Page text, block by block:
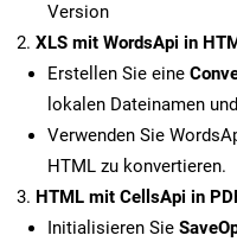
Version
XLS mit WordsApi in
Erstellen Sie eine
lokalen Dateinamen
Verwenden Sie
HTML zu konvertieren.
HTML mit CellsApi in
Initialisieren Sie